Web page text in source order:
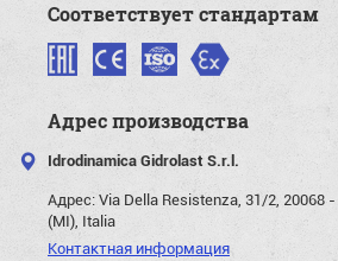
Соответствует стандартам
Адрес производства
Idrodinamica Gidrolast S.r.l.
Адрес:Via Della Resistenza, 31/2, 20068
(MI), Italia
Контактная информация